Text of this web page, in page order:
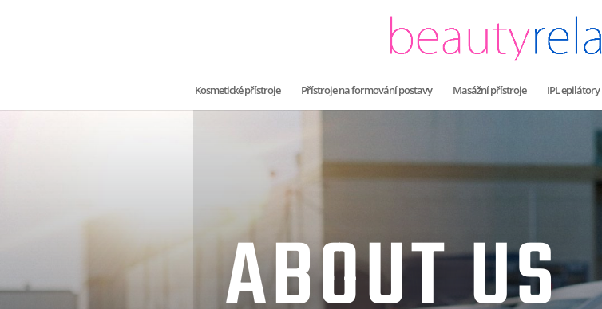
Kosmetické přístroje Přístroje na formování postavy Masážní přístroje IPL epilátory
ABOUT US